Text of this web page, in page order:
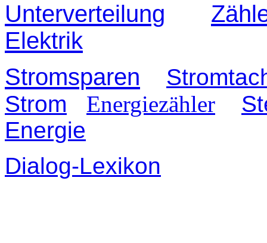
Unterverteilung
Elektrik
Stromsparen
Strom
Energiezähler
Energie
Dialog-Lexikon